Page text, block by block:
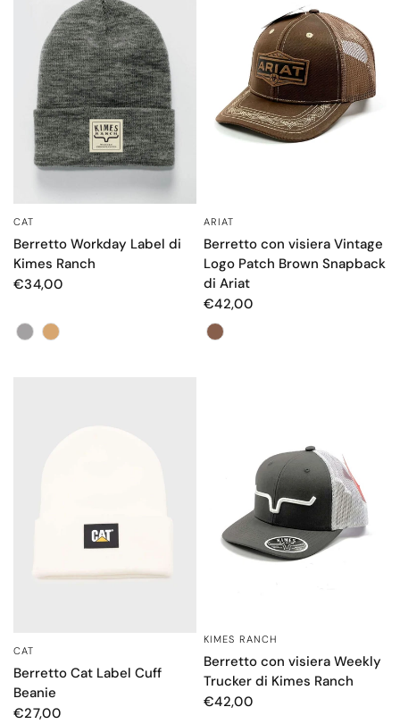
CAT
Berretto Workday Label di
Kimes Ranch
€34,00
Colore
ARIAT
Berretto con visiera Vintage
Logo Patch Brown Snapback
di Ariat
€42,00
Color
CAT
Berretto Cat Label Cuff
Beanie
€27,00
OCCHIATA VELOCE
KIMES RANCH
Berretto con visiera Weekly
Trucker di Kimes Ranch
€42,00